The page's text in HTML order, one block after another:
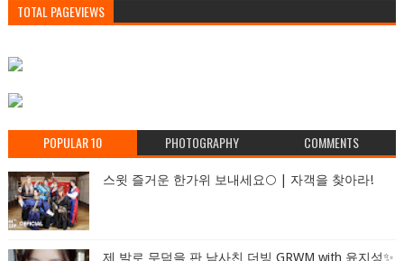
TOTAL PAGEVIEWS
POPULAR 10 PHOTOGRAPHY COMMENTS
스윗 즐거운 한가위 보내세요🌕 | 자객을 찾아라!
제 발로 무덤을 판 남사친 더빙 GRWM with 윤지성✨